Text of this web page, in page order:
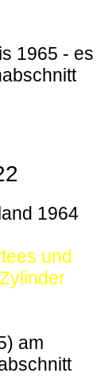
1965 - es
1964
und
am